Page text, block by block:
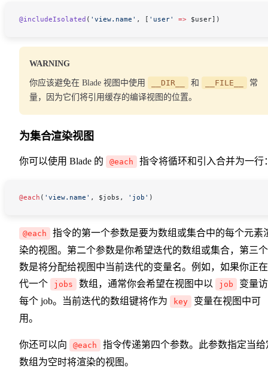
@includeIsolated ( 'view.name' , [ 'user' => $user])
WARNING
你应该避免在 Blade 视图中使用 __DIR__ 和 __FILE__
常
量，因为它们将引用缓存的编译视图的位置。
为集合渲染视图
你可以使用 Blade 的 @each 指令将循环和引入合并为一行
@each ( 'view.name' , $jobs , 'job' )
@each
指令的第一个参数是要为数组或集合中的每个元素
染的视图。第二个参数是你希望迭代的数组或集合，第三
数是将分配给视图中当前迭代的变量名。例如，如果你正
代一个
jobs 数组，通常你会希望在视图中以 job
变量
每个 job。当前迭代的数组键将作为
key
变量在视图中可
用。
你还可以向 @each
指令传递第四个参数。此参数指定当给
数组为空时将渲染的视图。